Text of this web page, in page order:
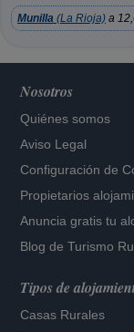
Munilla (La Rioja) a
Nosotros
Quiénes somos
Aviso Legal
Configuración de
Propietarios
Anuncia gratis tu
Blog de Turismo
Tipos de
Casas Rurales